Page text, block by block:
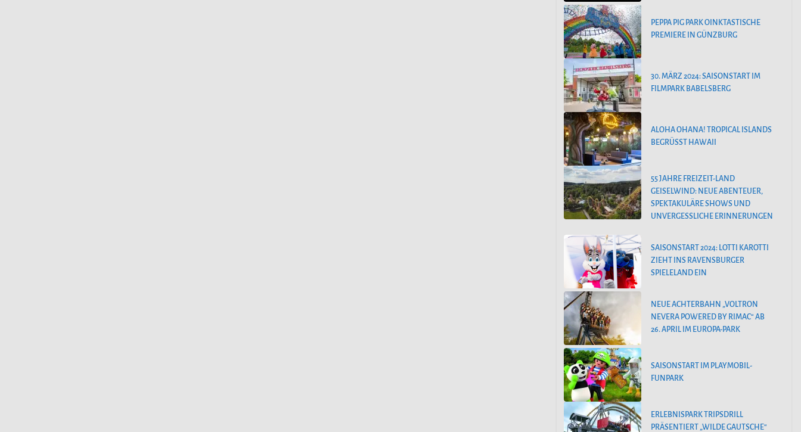
PEPPA PIG PARK OINKTASTISCHE
PREMIERE IN GÜNZBURG
30. MÄRZ 2024: SAISONSTART IM
FILMPARK BABELSBERG
ALOHA OHANA! TROPICAL ISLANDS
BEGRÜSST HAWAII
55 JAHRE FREIZEIT-LAND
GEISELWIND: NEUE ABENTEUER,
SPEKTAKULÄRE SHOWS UND
UNVERGESSLICHE ERINNERUNGEN
SAISONSTART 2024: LOTTI KAROTTI
ZIEHT INS RAVENSBURGER
SPIELELAND EIN
NEUE ACHTERBAHN „VOLTRON
NEVERA POWERED BY RIMAC“ AB
26. APRIL IM EUROPA-PARK
SAISONSTART IM PLAYMOBIL-
FUNPARK
ERLEBNISPARK TRIPSDRILL
PRÄSENTIERT „WILDE GAUTSCHE“